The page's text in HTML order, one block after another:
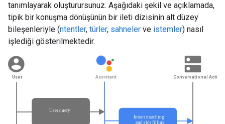
tanımlayarak oluşturursunuz. Aşağıdaki şekil ve açıklamada,
tipik bir konuşma dönüşünün bir ileti dizisinin alt düzey
bileşenleriyle (ntentler, türler, sahneler ve istemler) nasıl
işlediği gösterilmektedir.